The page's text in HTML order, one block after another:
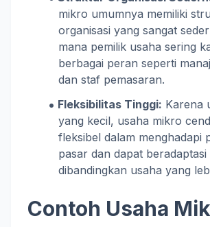
mikro umumnya memiliki
organisasi yang sangat
mana pemilik usaha sering
berbagai peran seperti
dan staf pemasaran.
Fleksibilitas Tinggi: Karena
yang kecil, usaha mikro
fleksibel dalam menghadapi
pasar dan dapat
dibandingkan usaha yang
Contoh Usaha